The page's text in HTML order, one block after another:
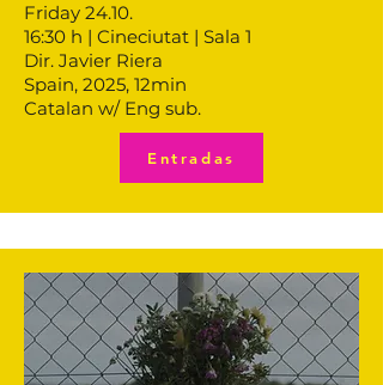
Friday 24.10.
16:30 h | Cineciutat | Sala 1
Dir. Javier Riera
Spain, 2025, 12min
Catalan w/ Eng sub.
Entradas